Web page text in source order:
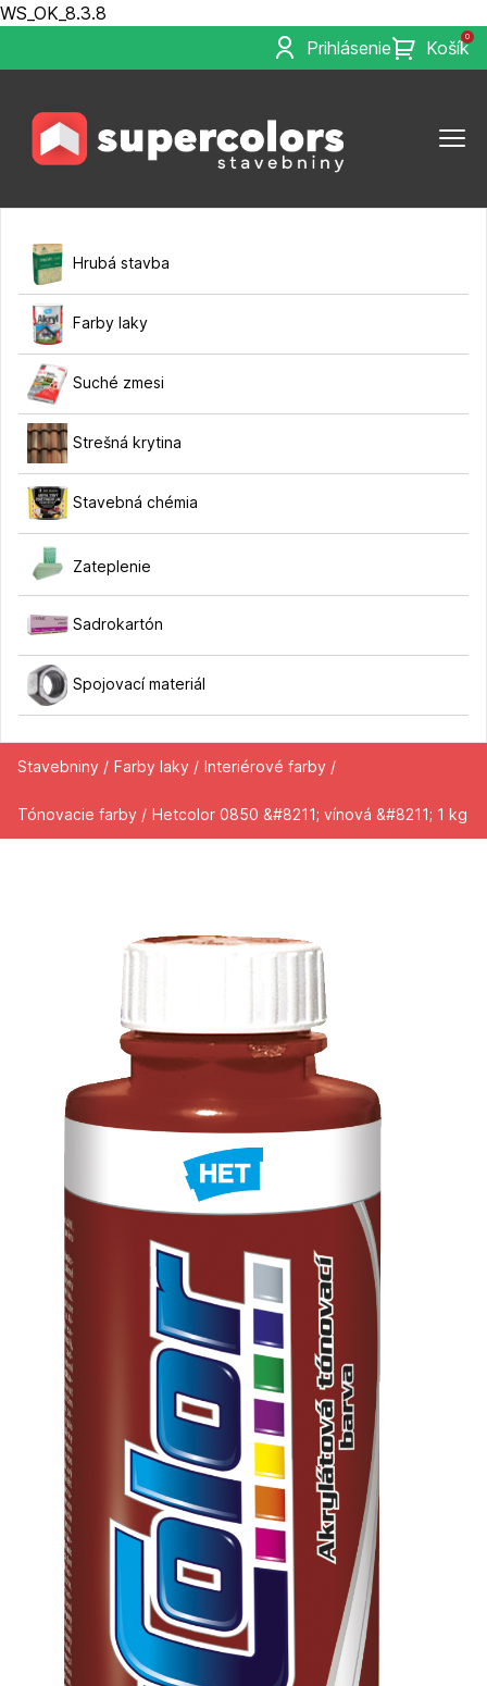
WS_OK_8.3.8
Prihlásenie
0
Košík
Hrubá stavba
Farby laky
Suché zmesi
Strešná krytina
Stavebná chémia
Zateplenie
Sadrokartón
Spojovací materiál
Stavebniny / Farby laky / Interiérové farby /
Tónovacie farby / Hetcolor 0850 &#8211; vínová &#8211; 1 kg